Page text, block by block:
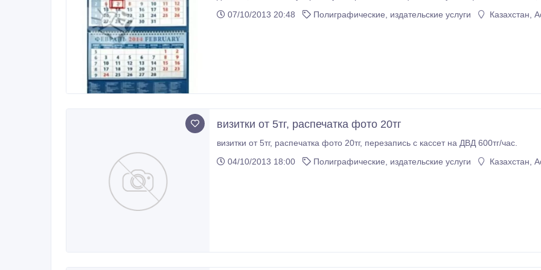
07/10/2013 20:48 Полиграфические, издательские услуги Казахстан,
визитки от 5тг, распечатка фото 20тг
визитки от 5тг, распечатка фото 20тг, перезапись с кассет на ДВД 600тг/час.
04/10/2013 18:00
Полиграфические, издательские услуги Казахстан,